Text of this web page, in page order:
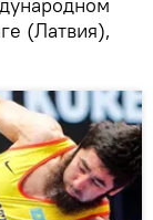
(Латвия),